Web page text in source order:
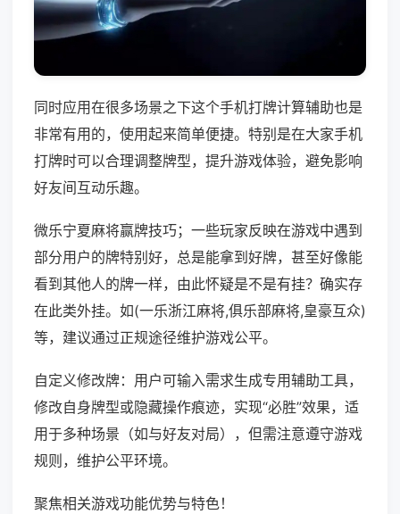
同时应用在很多场景之下这个手机打牌计算辅助也是
非常有用的，使用起来简单便捷。特别是在大家手机
打牌时可以合理调整牌型，提升游戏体验，避免影响
好友间互动乐趣。
微乐宁夏麻将赢牌技巧；一些玩家反映在游戏中遇到
部分用户的牌特别好，总是能拿到好牌，甚至好像能
看到其他人的牌一样，由此怀疑是不是有挂？确实存
在此类外挂。如(一乐浙江麻将,俱乐部麻将,皇豪互众)
等，建议通过正规途径维护游戏公平。
自定义修改牌：用户可输入需求生成专用辅助工具，
修改自身牌型或隐藏操作痕迹，实现“必胜”效果，适
用于多种场景（如与好友对局），但需注意遵守游戏
规则，维护公平环境。
聚焦相关游戏功能优势与特色！